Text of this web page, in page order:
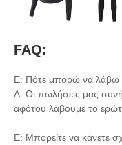
FAQ:
Ε: Πότε μπορώ να λάβω
Α: Οι πωλήσεις μας
αφότου λάβουμε το
Ε: Μπορείτε να κάνετε